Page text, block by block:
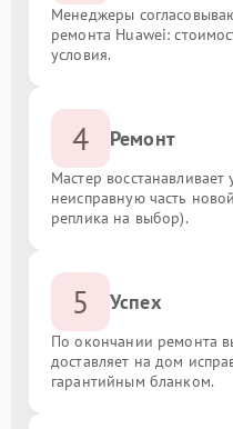
Менеджеры
ремонта Huawei:
условия.
4 Ремонт
Мастер восстанавливает
неисправную часть
реплика на выбор).
5 Успех
По окончании ремонта
доставляет на дом
гарантийным бланком.